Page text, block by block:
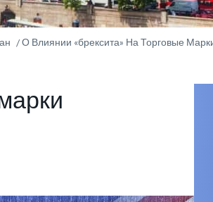
О Влиянии «брексита» На Торговые